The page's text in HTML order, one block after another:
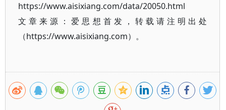
https://www.aisixiang.com/data/20050.html
文章来源：爱思想首发，转载请注明出处
（https://www.aisixiang.com）。